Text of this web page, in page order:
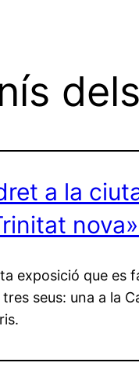
a la
exposició que es
seus: una a la